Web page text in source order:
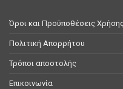
Όροι και Προϋποθέσεις Χρήσης
Πολιτική Απορρήτου
Τρόποι αποστολής
Επικοινωνία